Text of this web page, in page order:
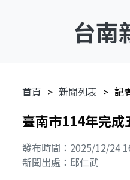
台南
首頁 新聞列表 記
臺南市114年完成
發布時間：2025/12/24
新聞出處：邱仁武